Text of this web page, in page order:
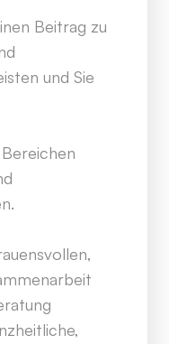
Beitrag zu
und Sie